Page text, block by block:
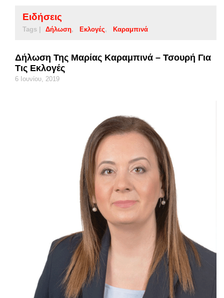
Ειδήσεις
Tags | Δήλωση Εκλογές Καραμπινά
Δήλωση Της Μαρίας Καραμπινά – Τσουρή Για
Τις Εκλογές
6 Ιουνίου, 2019